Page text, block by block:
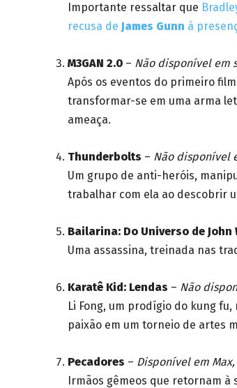
Importante ressaltar que
recusa de James Gunn à
M3GAN 2.0 – Não disponível em
Após os eventos do primeiro
transformar-se em uma arma
ameaça.
Thunderbolts – Não disponível
Um grupo de anti-heróis,
trabalhar com ela ao descobrir
Bailarina: Do Universo de John
Uma assassina, treinada nas
Karatê Kid: Lendas – Não
Li Fong, um prodígio do kung
paixão em um torneio de artes
Pecadores – Disponível em
Irmãos gêmeos que retornam à